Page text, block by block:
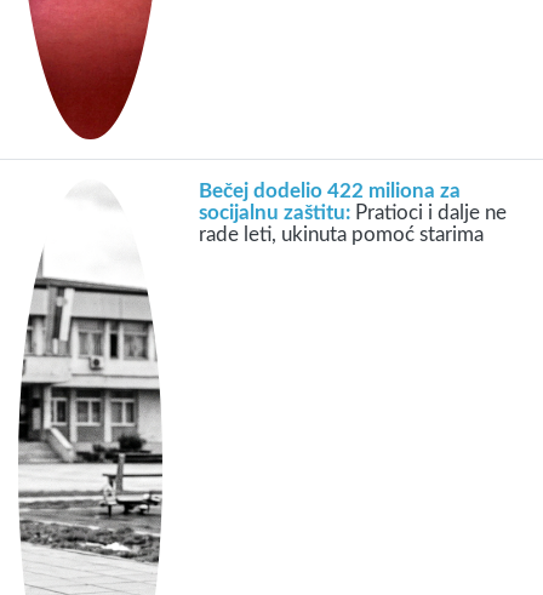
Bečej dodelio 422 miliona za
socijalnu zaštitu: Pratioci i dalje ne
rade leti, ukinuta pomoć starima